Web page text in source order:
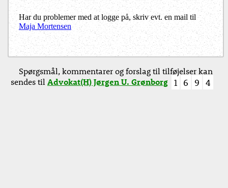
Har du problemer med at logge på, skriv evt. en mail til
Maja Mortensen
Spørgsmål, kommentarer og forslag til tilføjelser kan
sendes tilAdvokat(H) Jørgen U. Grønborg 1 6 9 4